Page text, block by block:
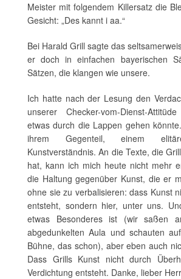
Meister mit folgendem Killersatz die
Gesicht: „Des kannt i aa.“
Bei Harald Grill sagte das
er doch in einfachen bayerischen
Sätzen, die klangen wie unsere.
Ich hatte nach der Lesung den
unserer Checker-vom-Dienst-
etwas durch die Lappen gehen
ihrem Gegenteil, einem
Kunstverständnis. An die Texte, die
hat, kann ich mich heute nicht mehr
die Haltung gegenüber Kunst, die er
ohne sie zu verbalisieren: dass Kunst
entsteht, sondern hier, unter uns.
etwas Besonderes ist (wir saßen
abgedunkelten Aula und schauten
Bühne, das schon), aber eben auch
Dass Grills Kunst nicht durch
Verdichtung entsteht. Danke, lieber